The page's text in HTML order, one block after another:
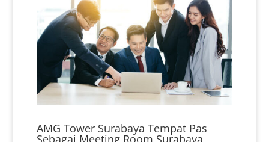
AMG Tower Surabaya Tempat Pas